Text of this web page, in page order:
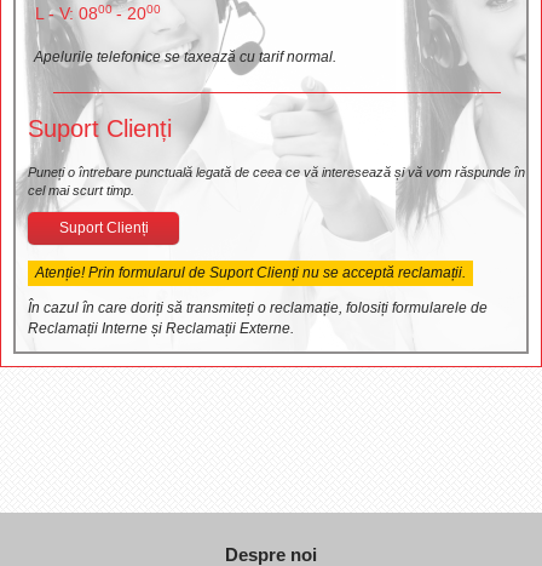
L - V: 0800- 2000
Apelurile telefonice se taxează cu tarif normal.
Suport Clienți
Puneți o întrebare punctuală legată de ceea ce vă interesează și vă vom răspunde în
cel mai scurt timp.
Suport Clienți
Atenție! Prin formularul de Suport Clienți nu se acceptă reclamații.
În cazul în care doriți să transmiteți o reclamație, folosiți formularele de
Reclamații Interne și Reclamații Externe.
Despre noi